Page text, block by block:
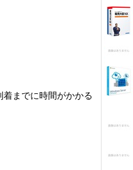
までに時間がかかる